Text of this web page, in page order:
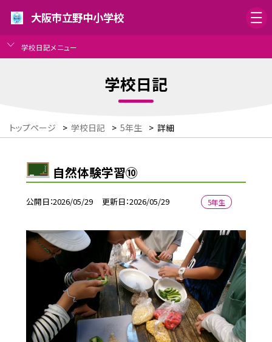
大阪市立野中小学校
学校日記メニュー
学校日記
トップページ > 学校日記 > 5年生 > 詳細
自然体験学習⑩
公開日 2026/05/29 更新日 2026/05/29 5年生